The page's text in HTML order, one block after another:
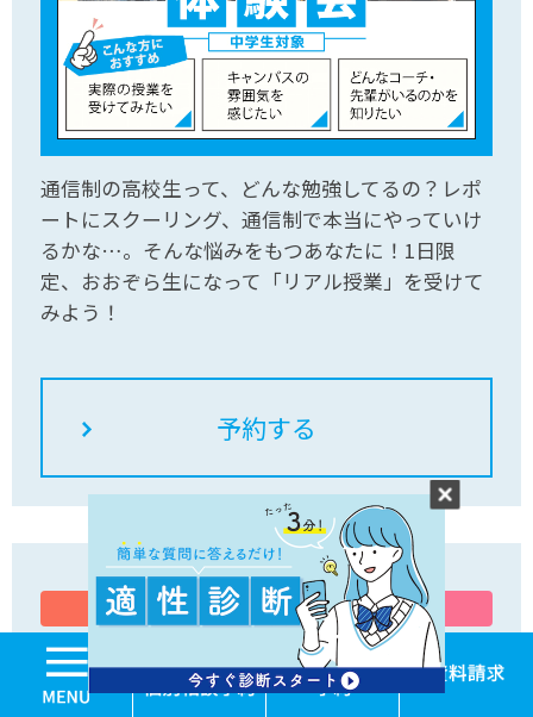
学校見学・個別相
体験入
通信制の高校生って、どんな勉強してるの？レポ
ートにスクーリング、通信制で本当にやっていけ
るかな…。そんな悩みをもつあなたに！1日限
定、おおぞら生になって「リアル授業」を受けて
みよう！
体験会
8月29日（土） 15:00〜17:00
中学生